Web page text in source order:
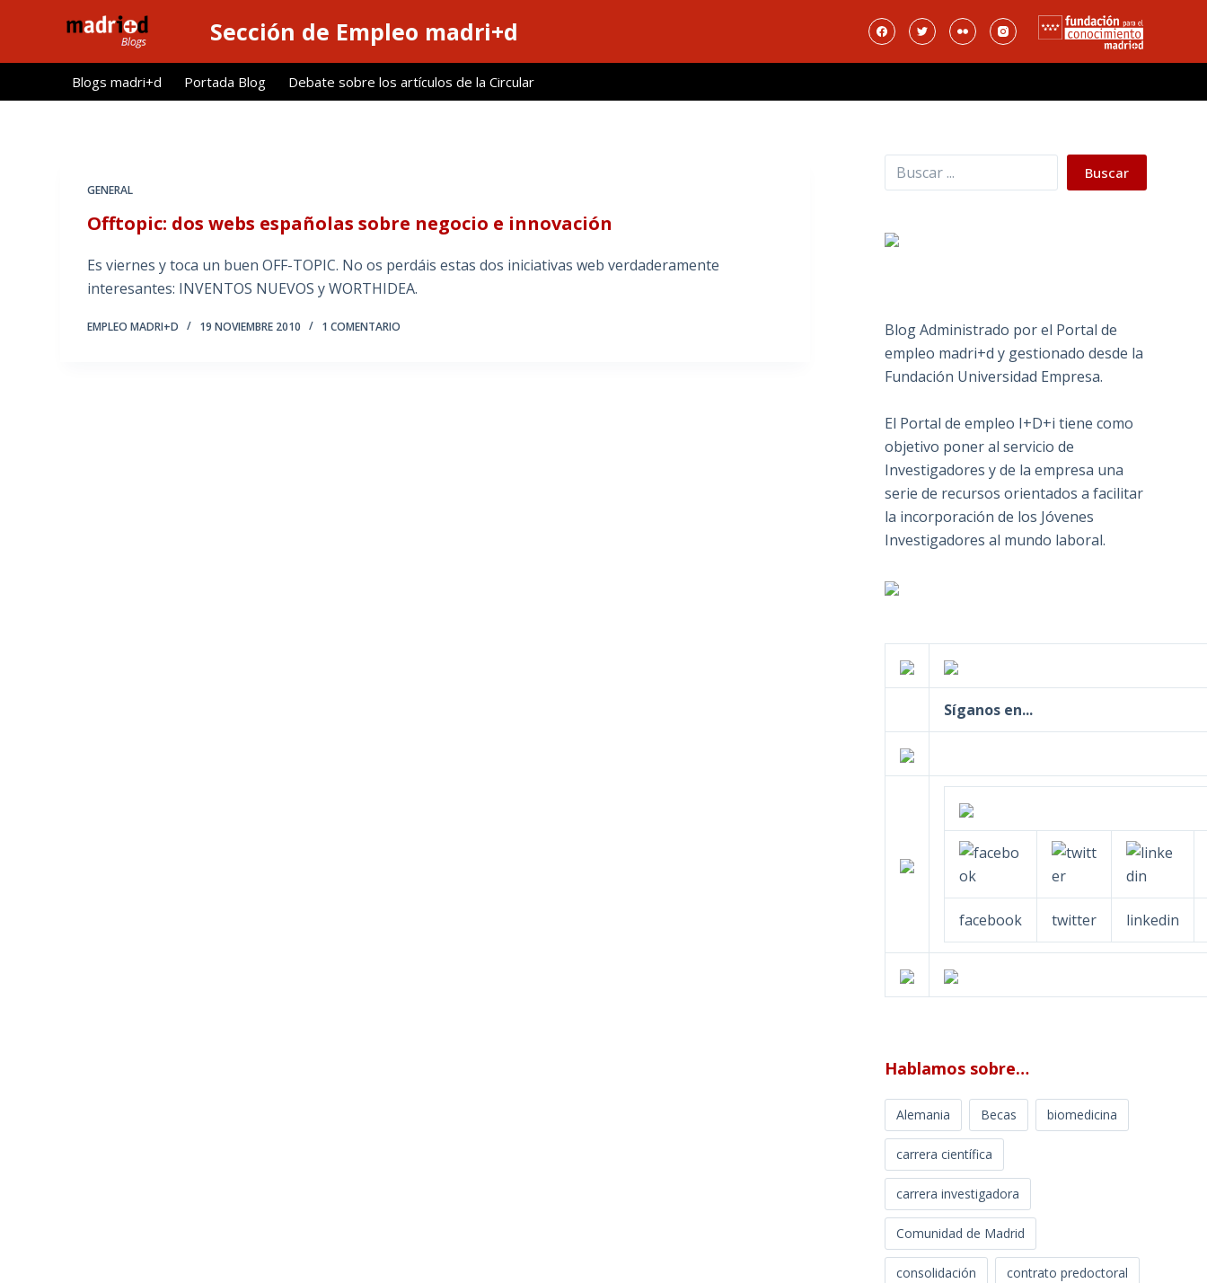
l
Sección de Empleo madri+d
Blogs madri+d Portada Blog Debate sobre los artículos de la Circular
GENERAL
Offtopic: dos webs españolas sobre negocio e innovación
Es viernes y toca un buen OFF-TOPIC. No os perdáis estas dos iniciativas web verdaderamente
interesantes: INVENTOS NUEVOS y WORTHIDEA.
EMPLEO MADRI+D 19 NOVIEMBRE 2010 1 COMENTARIO
Buscar Buscar
Blog Administrado por el Portal de
empleo madri+d y gestionado desde la
Fundación Universidad Empresa.
El Portal de empleo I+D+i tiene como
objetivo poner al servicio de
Investigadores y de la empresa una
serie de recursos orientados a facilitar
la incorporación de los Jóvenes
Investigadores al mundo laboral.
Síganos en...
facebook twitter linkedin
Hablamos sobre…
Alemania Becas biomedicina
carrera científica
carrera investigadora
Comunidad de Madrid
consolidación contrato predoctoral